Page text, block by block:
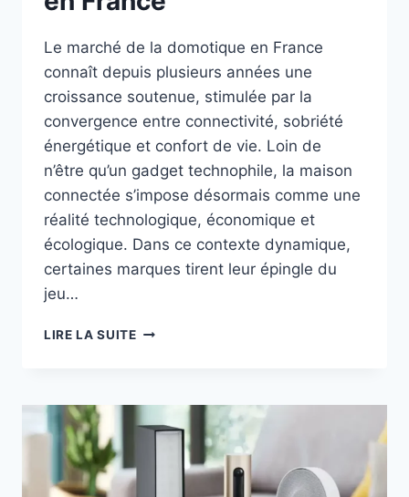
Le marché de la domotique en France
connaît depuis plusieurs années une
croissance soutenue, stimulée par la
convergence entre connectivité, sobriété
énergétique et confort de vie. Loin de
n’être qu’un gadget technophile, la maison
connectée s’impose désormais comme une
réalité technologique, économique et
écologique. Dans ce contexte dynamique,
certaines marques tirent leur épingle du
jeu…
LIRE LA SUITELES
DE
DOMOTIQUE
FRANCE